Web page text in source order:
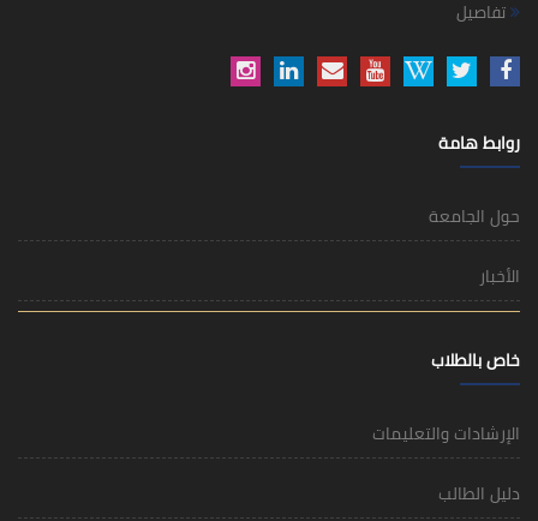
تفاصيل
روابط هامة
حول الجامعة
الأخبار
خاص بالطلاب
الإرشادات والتعليمات
دليل الطالب